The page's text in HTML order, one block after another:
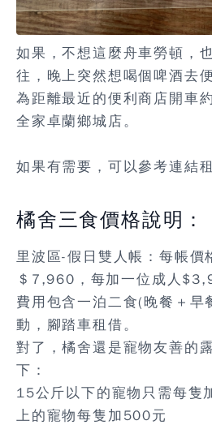
如果，不想這麼舟車勞頓，
往，晚上突然想喝個啤酒去
為距離最近的便利商店開車
全家卓蘭鄉城店。
如果有需要，可以參考連結租
橘舍三食價格說明：
里波區-假日雙人帳：每帳價
＄7,960，每加一位成人
費用包含一泊二食(晚餐＋早
動，腳踏車租借。
對了，橘舍還是寵物友善的
下：
15公斤以下的寵物只需每隻
上的寵物每隻加500元